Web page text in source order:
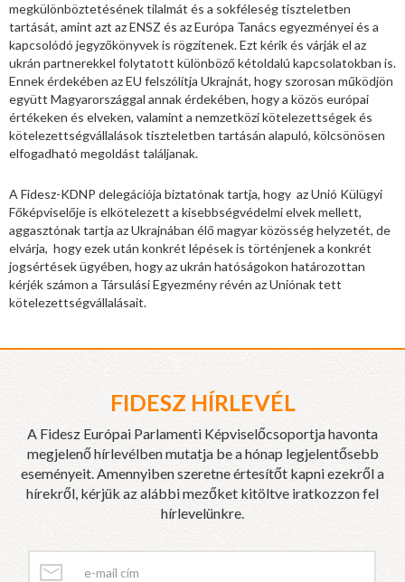
megkülönböztetésének tilalmát és a sokféleség tiszteletben
tartását, amint azt az ENSZ és az Európa Tanács egyezményei és a
kapcsolódó jegyzőkönyvek is rögzítenek. Ezt kérik és várják el az
ukrán partnerekkel folytatott különböző kétoldalú kapcsolatokban is.
Ennek érdekében az EU felszólítja Ukrajnát, hogy szorosan működjön
együtt Magyarországgal annak érdekében, hogy a közös európai
értékeken és elveken, valamint a nemzetközi kötelezettségek és
kötelezettségvállalások tiszteletben tartásán alapuló, kölcsönösen
elfogadható megoldást találjanak.
A Fidesz-KDNP delegációja biztatónak tartja, hogy az Unió Külügyi
Főképviselője is elkötelezett a kisebbségvédelmi elvek mellett,
aggasztónak tartja az Ukrajnában élő magyar közösség helyzetét, de
elvárja, hogy ezek után konkrét lépések is történjenek a konkrét
jogsértések ügyében, hogy az ukrán hatóságokon határozottan
kérjék számon a Társulási Egyezmény révén az Uniónak tett
kötelezettségvállalásait.
FIDESZ HÍRLEVÉL
A Fidesz Európai Parlamenti Képviselőcsoportja havonta
megjelenő hírlevélben mutatja be a hónap legjelentősebb
eseményeit. Amennyiben szeretne értesítőt kapni ezekről a
hírekről, kérjük az alábbi mezőket kitöltve iratkozzon fel
hírlevelünkre.